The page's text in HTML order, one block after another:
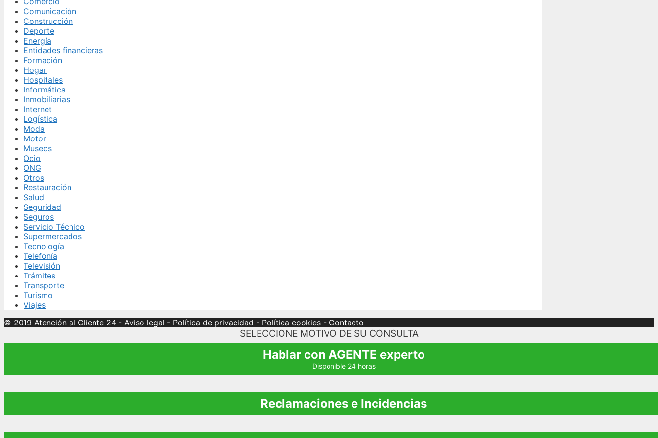
Comunicación
Construcción
Deporte
Energía
Entidades financieras
Formación
Hogar
Hospitales
Informática
Inmobiliarias
Internet
Logística
Moda
Motor
Museos
Ocio
ONG
Otros
Restauración
Salud
Seguridad
Seguros
Servicio Técnico
Supermercados
Tecnología
Telefonía
Televisión
Trámites
Transporte
Turismo
Viajes
© 2019 Atención al Cliente 24 - Aviso legal - Política de privacidad - Política cookies - Contacto
SELECCIONE MOTIVO DE SU CONSULTA
Hablar con AGENTE experto
Disponible 24 horas
Reclamaciones e Incidencias